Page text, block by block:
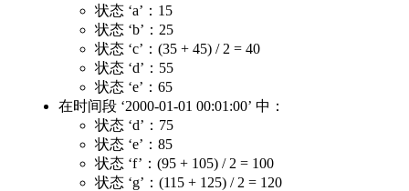
状态 ‘a’：15
状态 ‘b’：25
状态 ‘c’：(35 + 45) / 2 = 40
状态 ‘d’：55
状态 ‘e’：65
在时间段 ‘2000-01-01 00:01:00’ 中：
状态 ‘d’：75
状态 ‘e’：85
状态 ‘f’：(95 + 105) / 2 = 100
状态 ‘g’：(115 + 125) / 2 = 120